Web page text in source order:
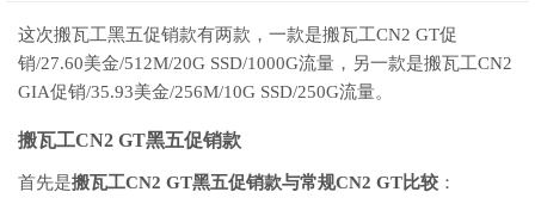
这次搬瓦工黑五促销款有两款，一款是搬瓦工CN2 GT促
销/27.60美金/512M/20G SSD/1000G流量，另一款是搬瓦工CN2
GIA促销/35.93美金/256M/10G SSD/250G流量。
搬瓦工CN2 GT黑五促销款
首先是搬瓦工CN2 GT黑五促销款与常规CN2 GT比较 ：